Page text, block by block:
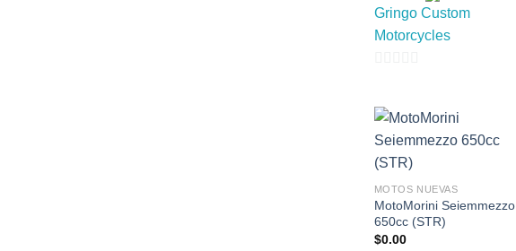
Gringo Custom
Motorcycles
5
MOTOS NUEVAS
MotoMorini Seiemmezzo
650cc (STR)
$0.00